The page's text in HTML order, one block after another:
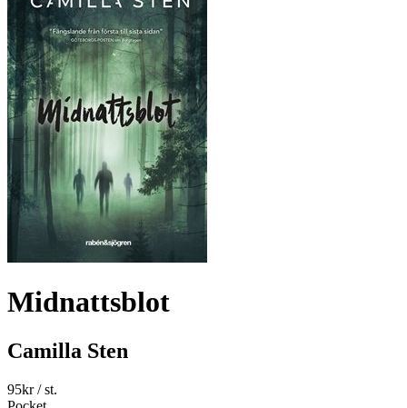
Midnattsblot
Camilla Sten
95kr/ st.